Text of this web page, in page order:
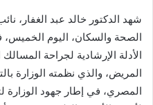
شهد الدكتور خالد عبد الغفار،
الصحة والسكان، اليوم الخميس،
الأدلة الإرشادية لجراحة
المريض، والذي نظمته الوزارة
المصري، في إطار جهود الوزارة